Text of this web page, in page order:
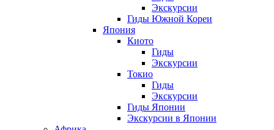
Экскурсии
Гиды Южной Кореи
Япония
Киото
Гиды
Экскурсии
Токио
Гиды
Экскурсии
Гиды Японии
Экскурсии в Японии